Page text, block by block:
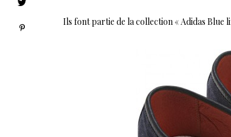
Ils font partie de la collection « Adidas Blue